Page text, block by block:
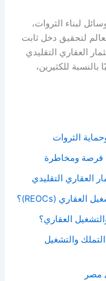
لبناء الثروات،
لتحقيق دخل ثابت
العقاري التقليدي
للكثيرين،
والتشغيل